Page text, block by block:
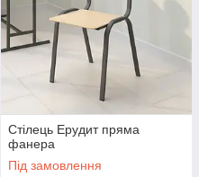
Стілець Ерудит пряма
фанера
Під замовлення